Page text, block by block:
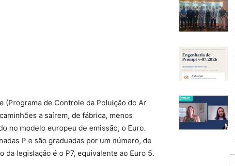
(Programa de Controle da Poluição do Ar
a saírem, de fábrica, menos
no modelo europeu de emissão, o Euro.
P e são graduadas por um número, de
legislação é o P7, equivalente ao Euro 5.